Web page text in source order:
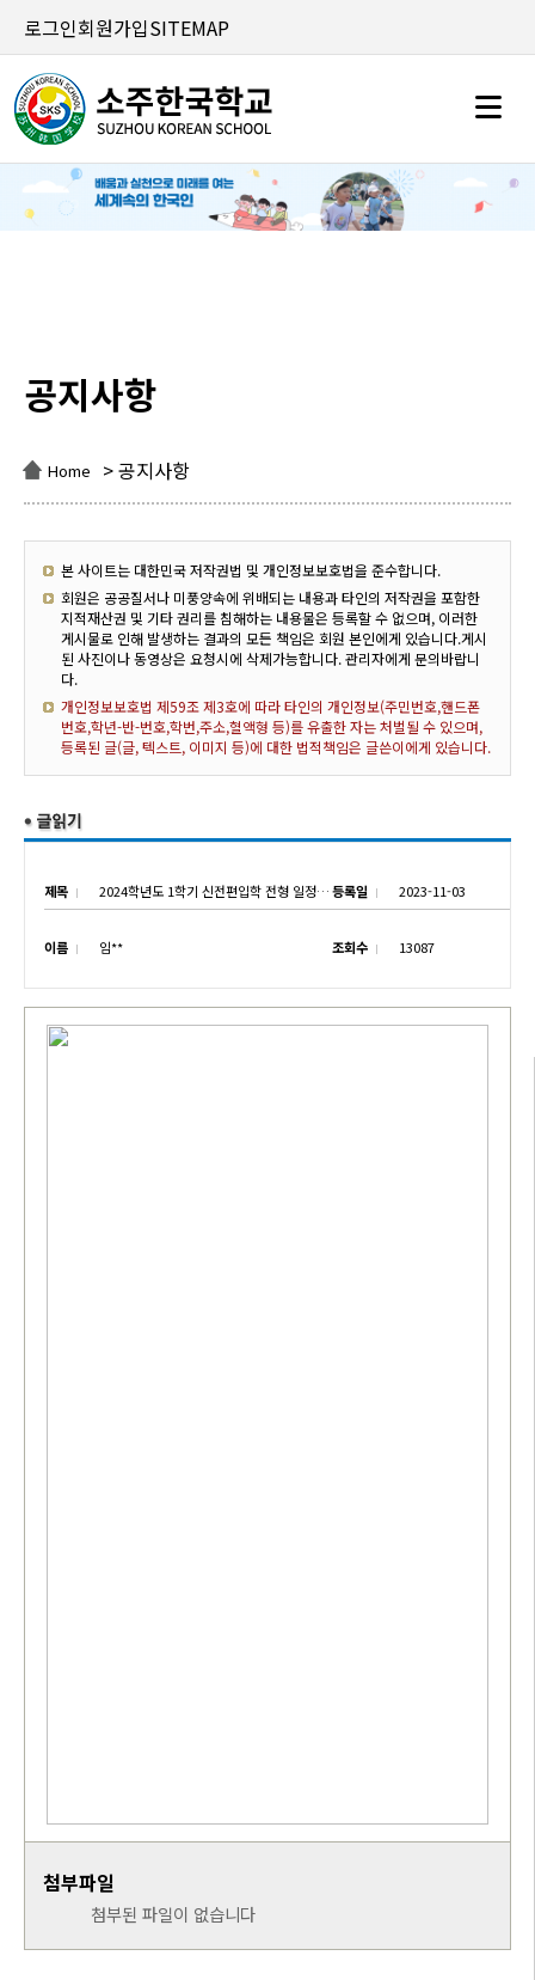
로그인회원가입SITEMAP
공지사항
Home > 공지사항
본 사이트는 대한민국 저작권법 및 개인정보보호법을 준수합니다.
회원은 공공질서나 미풍양속에 위배되는 내용과 타인의 저작권을 포함한
지적재산권 및 기타 권리를 침해하는 내용물은 등록할 수 없으며, 이러한
게시물로 인해 발생하는 결과의 모든 책임은 회원 본인에게 있습니다.게시
된 사진이나 동영상은 요청시에 삭제가능합니다. 관리자에게 문의바랍니
다.
개인정보보호법 제59조 제3호에 따라 타인의 개인정보(주민번호,핸드폰
번호,학년-반-번호,학번,주소,혈액형 등)를 유출한 자는 처벌될 수 있으며,
등록된 글(글, 텍스트, 이미지 등)에 대한 법적책임은 글쓴이에게 있습니다.
제목 2024학년도 1학기 신전편입학 전형 일정 안내등록일 2023-11-03
이름 임** 조회수 13087
첨부파일
첨부된 파일이 없습니다